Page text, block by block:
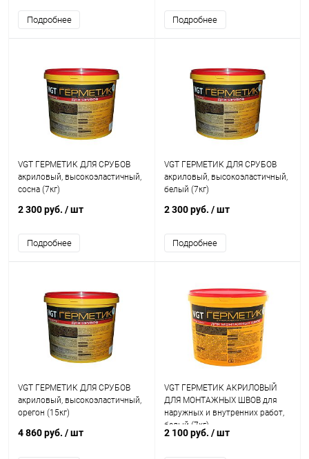
Подробнее Подробнее
VGT ГЕРМЕТИК ДЛЯ СРУБОВ
акриловый, высокоэластичный,
сосна (7кг)
2 300 руб. / шт
Подробнее
VGT ГЕРМЕТИК ДЛЯ СРУБОВ
акриловый, высокоэластичный,
белый (7кг)
2 300 руб. / шт
Подробнее
VGT ГЕРМЕТИК ДЛЯ СРУБОВ
акриловый, высокоэластичный,
орегон (15кг)
4 860 руб. / шт
VGT ГЕРМЕТИК АКРИЛОВЫЙ
ДЛЯ МОНТАЖНЫХ ШВОВ для
наружных и внутренних работ,
белый (7кг)
2 100 руб. / шт